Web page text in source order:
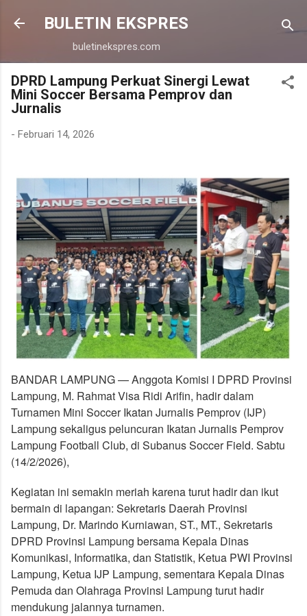
Langsung ke konten utama
BULETIN EKSPRES
buletinekspres.com
DPRD Lampung Perkuat Sinergi Lewat
Mini Soccer Bersama Pemprov dan
Jurnalis
- Februari 14, 2026
BANDAR LAMPUNG — Anggota Komisi I DPRD Provinsi
Lampung, M. Rahmat Visa Ridi Arifin, hadir dalam
Turnamen Mini Soccer Ikatan Jurnalis Pemprov (IJP)
Lampung sekaligus peluncuran Ikatan Jurnalis Pemprov
Lampung Football Club, di Subanus Soccer Field. Sabtu
(14/2/2026),
Kegiatan ini semakin meriah karena turut hadir dan ikut
bermain di lapangan: Sekretaris Daerah Provinsi
Lampung, Dr. Marindo Kurniawan, ST., MT., Sekretaris
DPRD Provinsi Lampung bersama Kepala Dinas
Komunikasi, Informatika, dan Statistik, Ketua PWI Provinsi
Lampung, Ketua IJP Lampung, sementara Kepala Dinas
Pemuda dan Olahraga Provinsi Lampung turut hadir
mendukung jalannya turnamen.